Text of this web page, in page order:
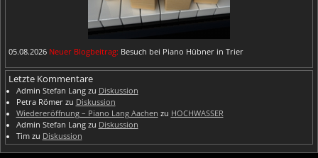
05.08.2026 Neuer Blogbeitrag: Besuch bei Piano Hübner in Trier
Letzte Kommentare
Admin Stefan Langzu Diskussion
Petra Römerzu Diskussion
Wiedereröffnung – Piano Lang Aachen zu HOCHWASSER
Admin Stefan Langzu Diskussion
Timzu Diskussion